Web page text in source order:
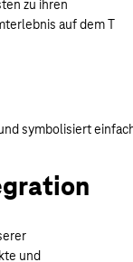
zu ihren
auf dem T
und